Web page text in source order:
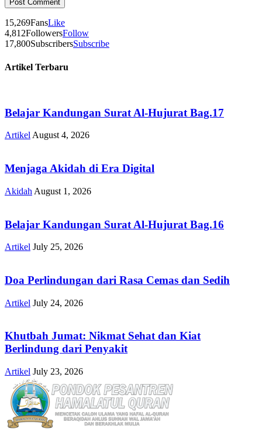
15,269FansLike
4,812FollowersFollow
17,800SubscribersSubscribe
Artikel Terbaru
Belajar Kandungan Surat Al-Hujurat Bag.17
Artikel August 4, 2026
Menjaga Akidah di Era Digital
Akidah August 1, 2026
Belajar Kandungan Surat Al-Hujurat Bag.16
Artikel July 25, 2026
Doa Perlindungan dari Rasa Cemas dan Sedih
Artikel July 24, 2026
Khutbah Jumat: Nikmat Sehat dan Kiat
Berlindung dari Penyakit
Artikel July 23, 2026